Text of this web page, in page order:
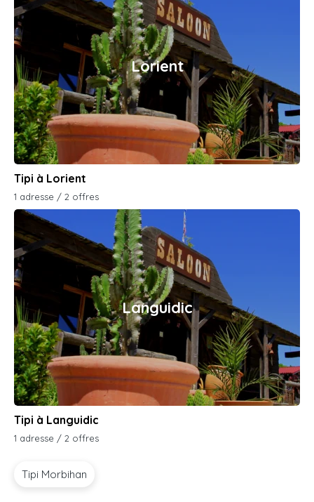
Lorient
Tipi à Lorient
1 adresse / 2 offres
Languidic
Tipi à Languidic
1 adresse / 2 offres
Tipi Morbihan